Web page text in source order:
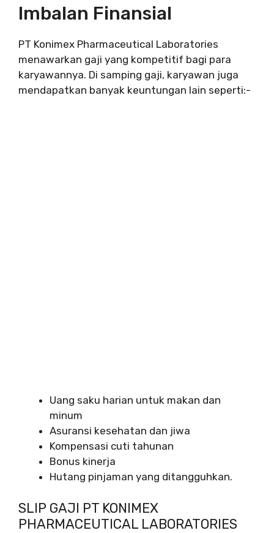
Imbalan Finansial
PT Konimex Pharmaceutical Laboratories
menawarkan gaji yang kompetitif bagi para
karyawannya. Di samping gaji, karyawan juga
mendapatkan banyak keuntungan lain seperti:-
Uang saku harian untuk makan dan
minum
Asuransi kesehatan dan jiwa
Kompensasi cuti tahunan
Bonus kinerja
Hutang pinjaman yang ditangguhkan.
SLIP GAJI PT KONIMEX
PHARMACEUTICAL LABORATORIES